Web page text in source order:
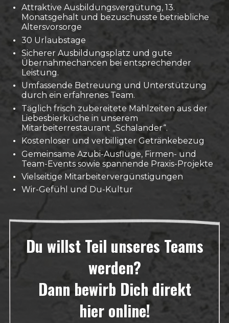
Attraktive Ausbildungsvergütung, 13.
Monatsgehalt und bezuschusste betriebliche
Altersvorsorge
30 Urlaubstage
Sicherer Ausbildungsplatz und gute
Übernahmechancen bei entsprechender
Leistung.
Umfassende Betreuung und Unterstützung
durch ein erfahrenes Team.
Täglich frisch zubereitete Mahlzeiten aus der
Liebesbierküche in unserem
Mitarbeiterrestaurant „Schalander“.
Kostenloser und verbilligter Getränkebezug
Gemeinsame Azubi-Ausflüge, Firmen- und
Team-Events sowie spannende Praxis-Projekte
Vielseitige Mitarbeitervergünstigungen
Wir-Gefühl und Du-Kultur
Du willst Teil unseres Teams
werden?
Dann bewirb Dich direkt
hier online!